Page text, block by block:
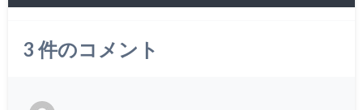
3 件のコメント